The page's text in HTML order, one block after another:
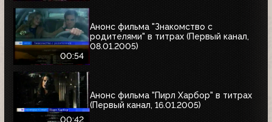
00:54
Анонс фильма "Знакомство с
родителями" в титрах (Первый канал,
08.01.2005)
00:42
Анонс фильма "Пирл Харбор" в титрах
(Первый канал, 16.01.2005)